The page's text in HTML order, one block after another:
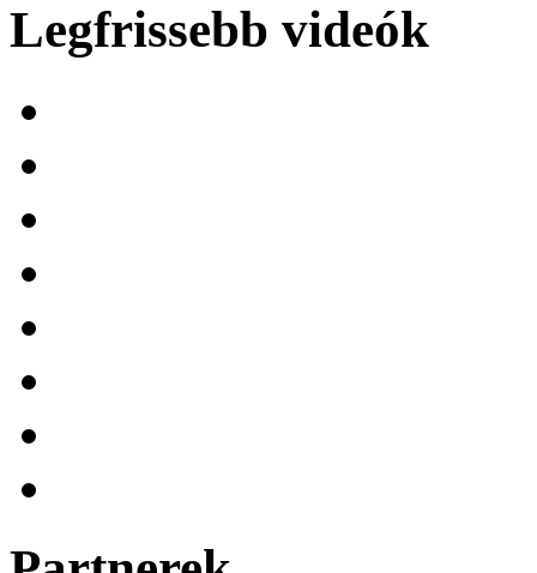
Legfrissebb videók